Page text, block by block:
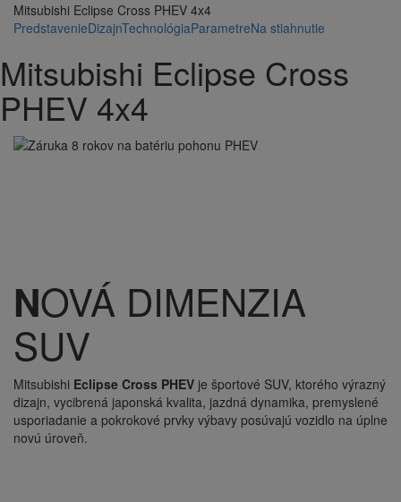
Mitsubishi Eclipse Cross PHEV 4x4
PredstavenieDizajnTechnológiaParametreNa stiahnutie
Mitsubishi Eclipse Cross
PHEV 4x4
NOVÁ DIMENZIA
SUV
Mitsubishi Eclipse Cross PHEV je športové SUV, ktorého výrazný
dizajn, vycibrená japonská kvalita, jazdná dynamika, premyslené
usporiadanie a pokrokové prvky výbavy posúvajú vozidlo na úplne
novú úroveň.